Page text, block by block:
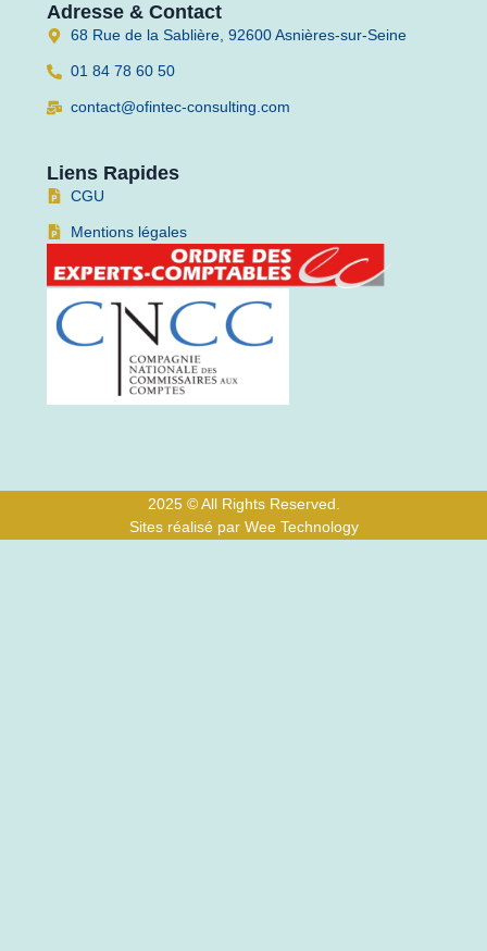
Adresse & Contact
68 Rue de la Sablière, 92600 Asnières-sur-Seine
01 84 78 60 50
contact@ofintec-consulting.com
Liens Rapides
CGU
Mentions légales
2025 © All Rights Reserved.
Sites réalisé par Wee Technology